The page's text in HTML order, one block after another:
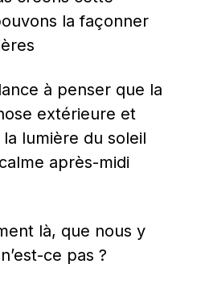
la façonner
à penser que la
extérieure et
lumière du soleil
après-midi
là, que nous y
ce pas ?